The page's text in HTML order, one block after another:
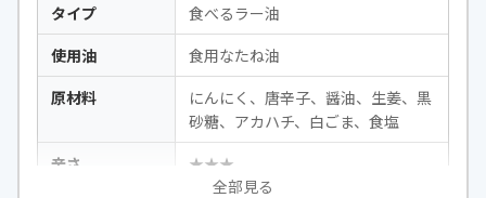
タイプ
食べるラー油
使用油
食用なたね油
原材料
にんにく、唐辛子、醤油、生姜、黒
砂糖、アカハチ、白ごま、食塩
辛さ
★★★
全部見る